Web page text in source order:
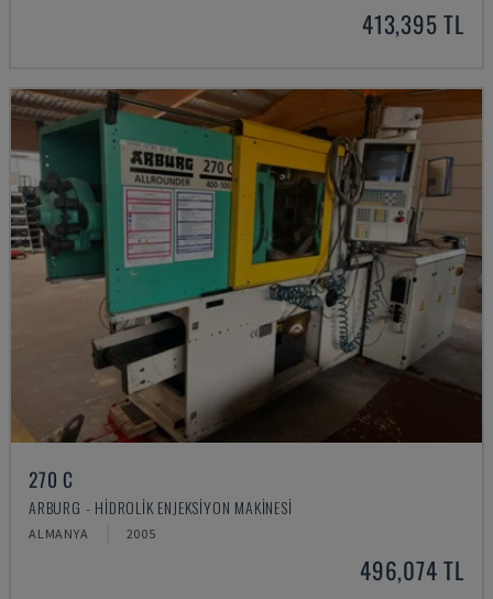
413,395 TL
270 C
ARBURG - HIDROLIK ENJEKSIYON MAKINESI
ALMANYA 2005
496,074 TL